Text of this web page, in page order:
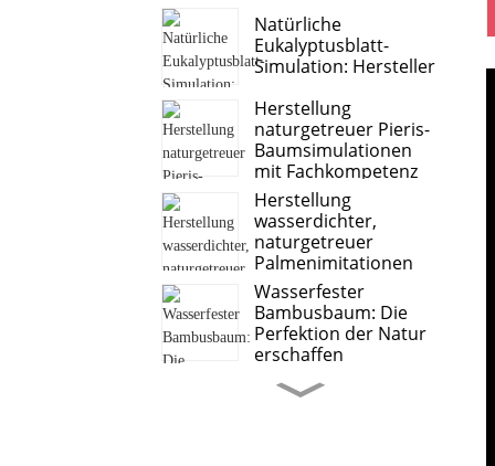
Natürliche
Eukalyptusblatt-
Simulation: Hersteller
Herstellung
naturgetreuer Pieris-
Baumsimulationen
mit Fachkompetenz
Herstellung
wasserdichter,
naturgetreuer
Palmenimitationen
Wasserfester
Bambusbaum: Die
Perfektion der Natur
erschaffen
Süßkartoffelblätter,
Anthurienblätter –